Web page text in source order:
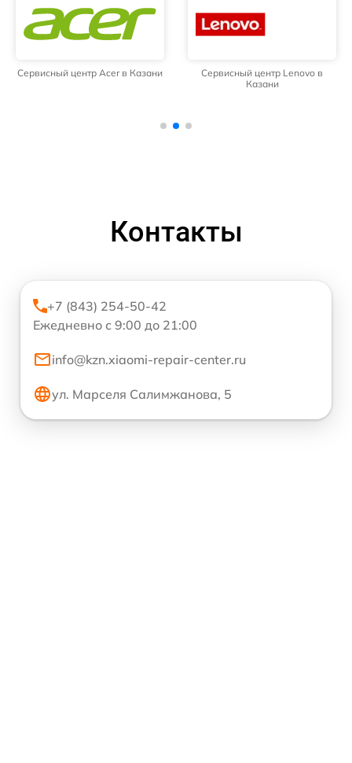
Сервисный центр Acer в Казани
Сервисный центр Lenovo в
Казани
Контакты
+7 (843) 254-50-42
Ежедневно с 9:00 до 21:00
info@kzn.xiaomi-repair-center.ru
ул. Марселя Салимжанова, 5